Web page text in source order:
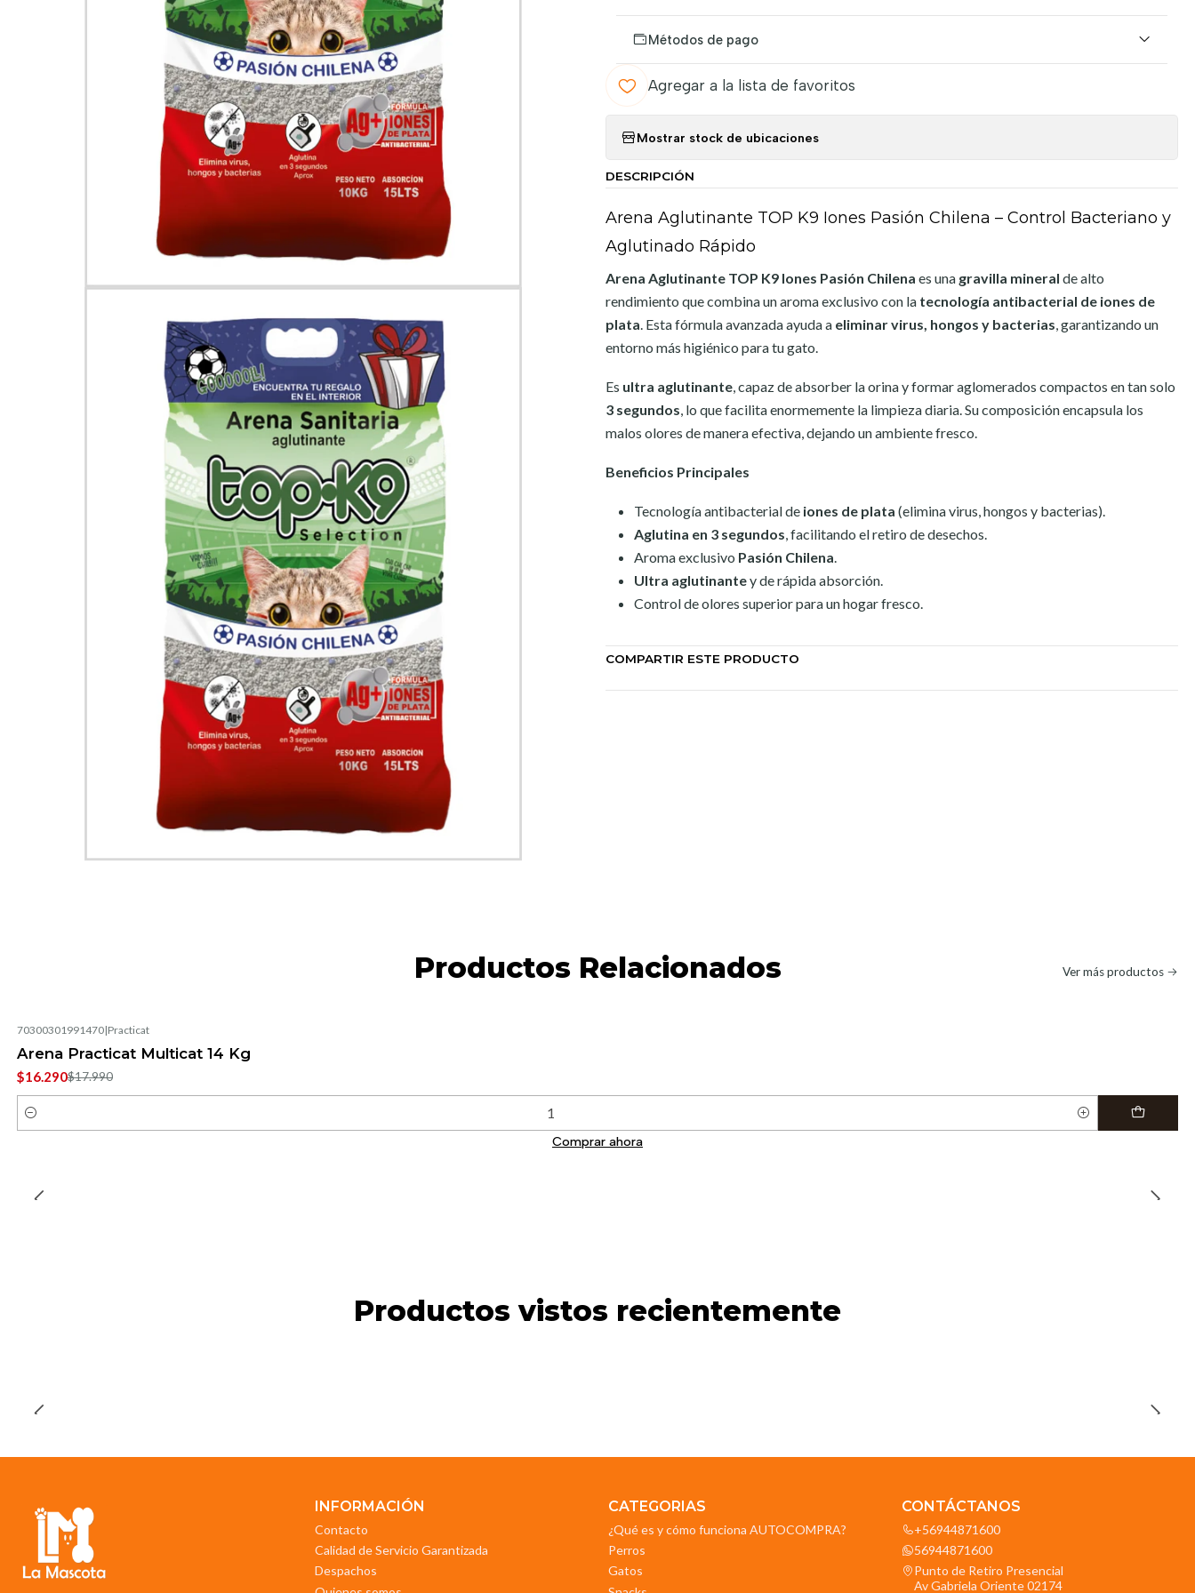
Métodos de pago
Agregar a la lista de favoritos
Mostrar stock de ubicaciones
DESCRIPCIÓN
Arena Aglutinante TOP K9 Iones Pasión Chilena – Control Bacteriano y
Aglutinado Rápido
Arena Aglutinante TOP K9 Iones Pasión Chilena es una gravilla mineral de alto
rendimiento que combina un aroma exclusivo con la tecnología antibacterial de iones de
plata. Esta fórmula avanzada ayuda a eliminar virus, hongos y bacterias, garantizando un
entorno más higiénico para tu gato.
Es ultra aglutinante, capaz de absorber la orina y formar aglomerados compactos en tan solo
3 segundos, lo que facilita enormemente la limpieza diaria. Su composición encapsula los
malos olores de manera efectiva, dejando un ambiente fresco.
Beneficios Principales
Tecnología antibacterial de iones de plata (elimina virus, hongos y bacterias).
Aglutina en 3 segundos, facilitando el retiro de desechos.
Aroma exclusivo Pasión Chilena.
Ultra aglutinantey de rápida absorción.
Control de olores superior para un hogar fresco.
COMPARTIR ESTE PRODUCTO
Productos Relacionados Ver más productos
70300301991470|Practicat
Arena Practicat Multicat 14 Kg
$16.290$17.990
Cantidad
Comprar ahora
Productos vistos recientemente
INFORMACIÓN
Contacto
Calidad de Servicio Garantizada
Despachos
CATEGORIAS
¿Qué es y cómo funciona AUTOCOMPRA?
Perros
Gatos
CONTÁCTANOS
+56944871600
56944871600
Punto de Retiro Presencial
Av Gabriela Oriente 02174